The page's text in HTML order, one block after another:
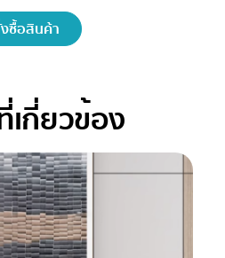
ซื้อสินค้า
กี่ยวข้อง